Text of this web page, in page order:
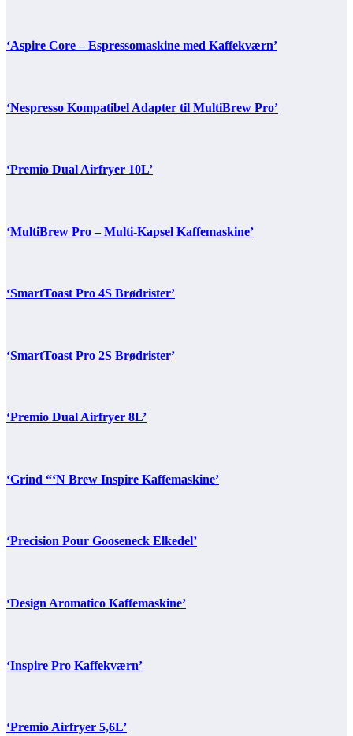
‘Aspire Core – Espressomaskine med Kaffekværn’
‘Nespresso Kompatibel Adapter til MultiBrew Pro’
‘Premio Dual Airfryer 10L’
‘MultiBrew Pro – Multi-Kapsel Kaffemaskine’
‘SmartToast Pro 4S Brødrister’
‘SmartToast Pro 2S Brødrister’
‘Premio Dual Airfryer 8L’
‘Grind “‘N Brew Inspire Kaffemaskine’
‘Precision Pour Gooseneck Elkedel’
‘Design Aromatico Kaffemaskine’
‘Inspire Pro Kaffekværn’
‘Premio Airfryer 5,6L’